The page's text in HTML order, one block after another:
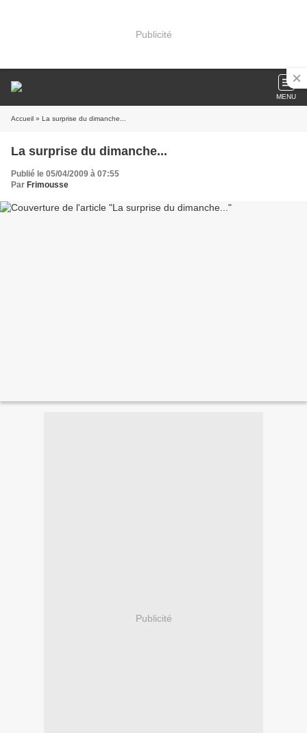
Publicité
MENU
Accueil » La surprise du dimanche...
La surprise du dimanche...
Publié le 05/04/2009 à 07:55
Par Frimousse
Publicité